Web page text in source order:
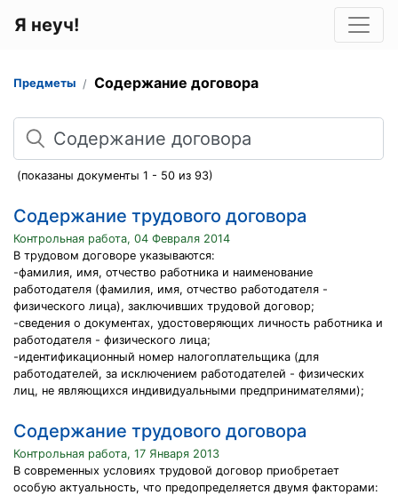
Я неуч!
Предметы Содержание договора
Поиск
(показаны документы 1 - 50 из 93)
Содержание трудового договора
Контрольная работа, 04 Февраля 2014
В трудовом договоре указываются:
-фамилия, имя, отчество работника и наименование
работодателя (фамилия, имя, отчество работодателя -
физического лица), заключивших трудовой договор;
-сведения о документах, удостоверяющих личность работника и
работодателя - физического лица;
-идентификационный номер налогоплательщика (для
работодателей, за исключением работодателей - физических
лиц, не являющихся индивидуальными предпринимателями);
Содержание трудового договора
Контрольная работа, 17 Января 2013
В современных условиях трудовой договор приобретает
особую актуальность, что предопределяется двумя факторами: